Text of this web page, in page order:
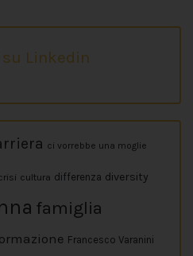
Linkedin
ci vorrebbe una moglie
cultura differenza diversity
famiglia
Francesco Varanini